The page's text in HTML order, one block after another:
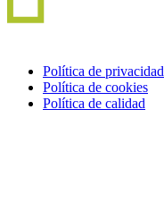
Política de privacidad
Política de cookies
Política de calidad